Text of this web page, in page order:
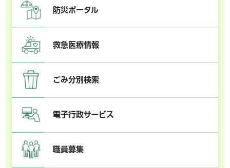
防災ポータル
救急医療情報
ごみ分別検索
電子行政サービス
職員募集